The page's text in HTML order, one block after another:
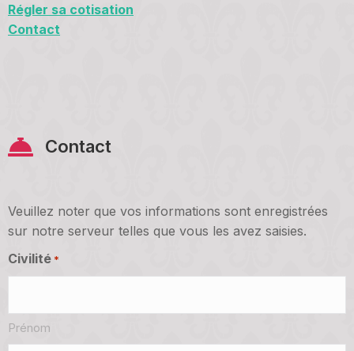
Régler sa cotisation
Contact
Contact
Veuillez noter que vos informations sont enregistrées
sur notre serveur telles que vous les avez saisies.
Civilité *
Prénom